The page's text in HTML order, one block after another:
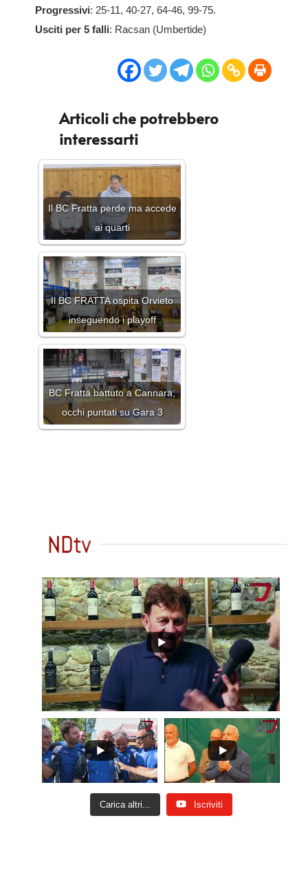
Progressivi: 25-11, 40-27, 64-46, 99-75.
Usciti per 5 falli: Racsan (Umbertide)
Articoli che potrebbero
interessarti
Il BC Fratta perde ma accede
ai quarti
Il BC FRATTA ospita Orvieto
inseguendo i playoff
BC Fratta battuto a Cannara,
occhi puntati su Gara 3
Carica altri... Iscriviti